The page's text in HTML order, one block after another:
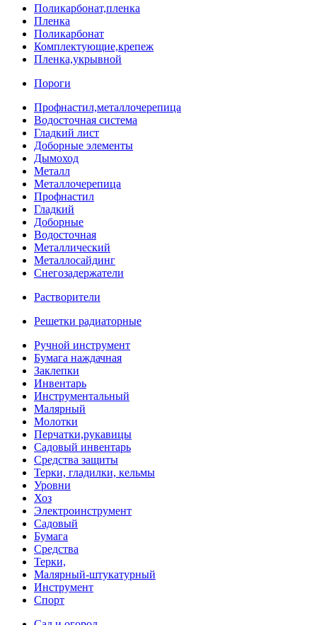
Поликарбонат,пленка
Пленка
Поликарбонат
Комплектующие,крепеж
Пленка,укрывной
Пороги
Профнастил,металлочерепица
Водосточная система
Гладкий лист
Доборные элементы
Дымоход
Металл
Металлочерепица
Профнастил
Гладкий
Доборные
Водосточная
Металлический
Металлосайдинг
Снегозадержатели
Растворители
Решетки радиаторные
Ручной инструмент
Бумага наждачная
Заклепки
Инвентарь
Инструментальный
Малярный
Молотки
Перчатки,рукавицы
Садовый инвентарь
Средства защиты
Терки, гладилки, кельмы
Уровни
Хоз
Электроинструмент
Садовый
Бумага
Средства
Терки,
Малярный-штукатурный
Инструмент
Спорт